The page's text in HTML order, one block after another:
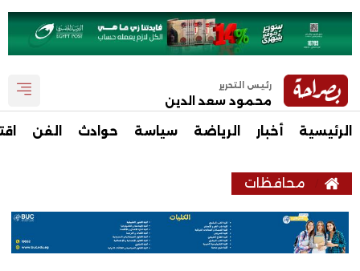
رئيس التحرير
محمود سعد الدين
الرئيسية أخبار الرياضة سياسة حوادث الفن
محافظات